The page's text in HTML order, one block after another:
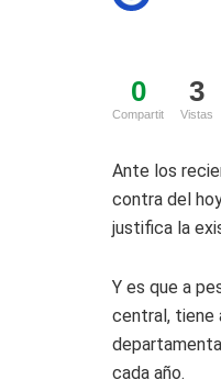
0
Compartit
3
Vistas
Ante los
contra del
justifica la
Y es que a
central, tiene
cada año.